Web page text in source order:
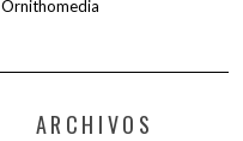
Ornithomedia
ARCHIVOS